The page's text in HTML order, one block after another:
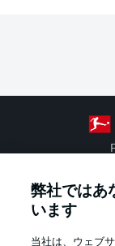
弊社ではあ
います
当社は、ウェブ